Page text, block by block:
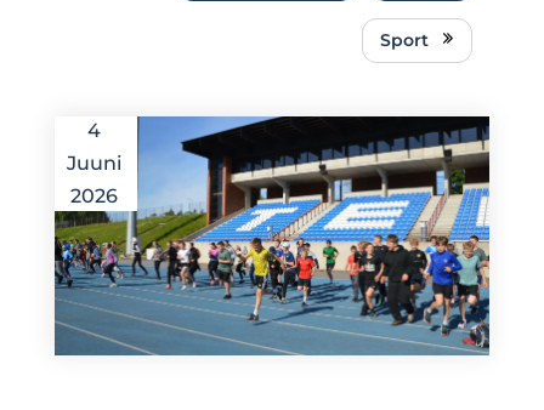
Sport
4
Juuni
2026